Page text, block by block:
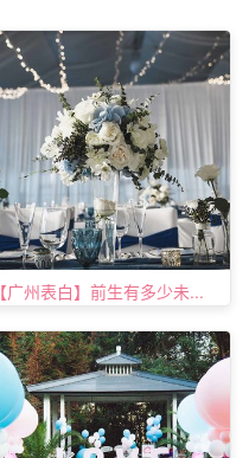
【广州表白】前生有多少未...